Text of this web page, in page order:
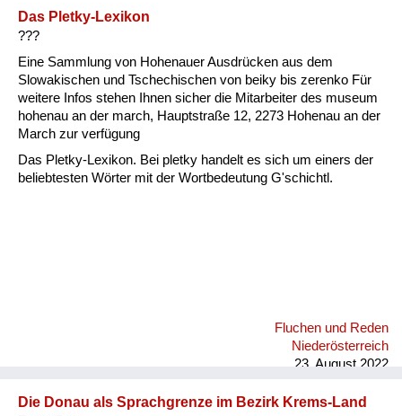
Das Pletky-Lexikon
???
Eine Sammlung von Hohenauer Ausdrücken aus dem
Slowakischen und Tschechischen von beiky bis zerenko Für
weitere Infos stehen Ihnen sicher die Mitarbeiter des museum
hohenau an der march, Hauptstraße 12, 2273 Hohenau an der
March zur verfügung
Das Pletky-Lexikon. Bei pletky handelt es sich um einers der
beliebtesten Wörter mit der Wortbedeutung G'schichtl.
Fluchen und Reden
Niederösterreich
23. August 2022
Die Donau als Sprachgrenze im Bezirk Krems-Land